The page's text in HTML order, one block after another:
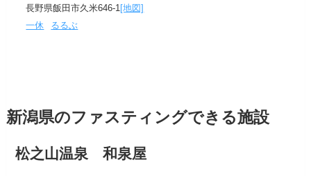
長野県飯田市久米646-1[地図]
一休
るるぶ
新潟県のファスティングできる施設
松之山温泉 和泉屋